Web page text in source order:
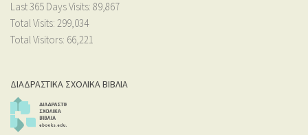
Last 365 Days Visits: 89,867
Total Visits: 299,034
Total Visitors: 66,221
ΔΙΑΔΡΑΣΤΙΚΑ ΣΧΟΛΙΚΑ ΒΙΒΛΙΑ